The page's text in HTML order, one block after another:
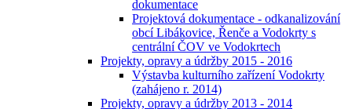
dokumentace
Projektová dokumentace - odkanalizování
obcí Libákovice, Řenče a Vodokrty s
centrální ČOV ve Vodokrtech
Projekty, opravy a údržby 2015 - 2016
Výstavba kulturního zařízení Vodokrty
(zahájeno r. 2014)
Projekty, opravy a údržby 2013 - 2014